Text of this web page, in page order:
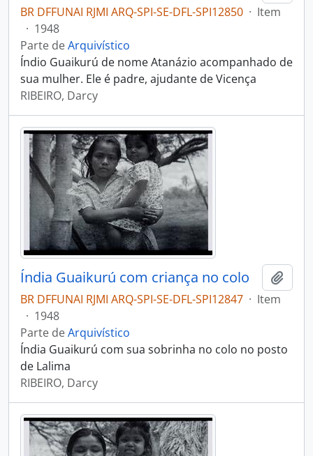
BR DFFUNAI RJMI ARQ-SPI-SE-DFL-SPI12850 · Item
· 1948
Parte deArquivístico
Índio Guaikurú de nome Atanázio acompanhado de
sua mulher. Ele é padre, ajudante de Vicença
RIBEIRO, Darcy
Índia Guaikurú com criança no colo
BR DFFUNAI RJMI ARQ-SPI-SE-DFL-SPI12847 · Item
· 1948
Parte deArquivístico
Índia Guaikurú com sua sobrinha no colo no posto
de Lalima
RIBEIRO, Darcy